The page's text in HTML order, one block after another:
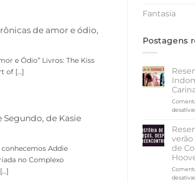
de amor e ódio,
e Ódio” Livros: The Kiss
of [...]
Segundo, de Kasie
Addie
no Complexo
Fantasia
Postagens
de